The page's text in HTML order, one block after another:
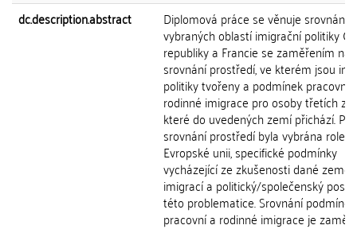
dc.description.abstract
Diplomová práce se věnuje srovnání
vybraných oblastí imigrační politiky
republiky a Francie se zaměřením na
srovnání prostředí, ve kterém jsou
politiky tvořeny a podmínek pracovní
rodinné imigrace pro osoby třetích
které do uvedených zemí přichází. Pro
srovnání prostředí byla vybrána role
Evropské unii, specifické podmínky
vycházející ze zkušenosti dané země
imigrací a politický/společenský
této problematice. Srovnání podmínek
pracovní a rodinné imigrace je